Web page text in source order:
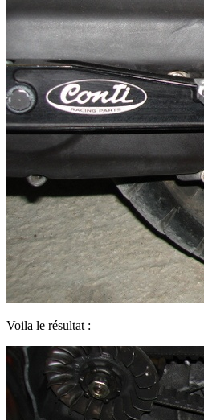
Voila le résultat :